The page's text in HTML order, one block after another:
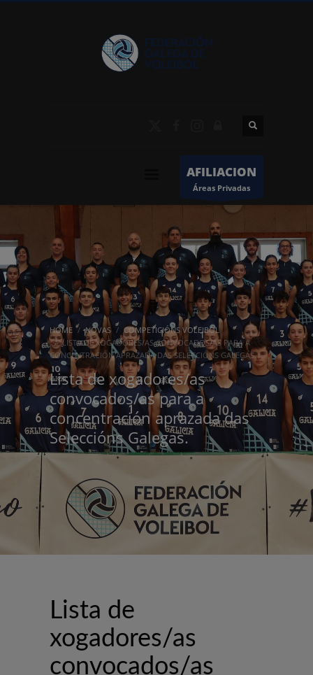
AFILIACION
Áreas Privadas
HOME NOVAS
COMPETICIÓNS VOLEIBOL
LISTA DE XOGADORES/AS CONVOCADOS/AS PARA A
CONCENTRACIÓN APRAZADA DAS SELECCIÓNS GALEGAS.
Lista de xogadores/as
convocados/as para a
concentración aprazada das
Seleccións Galegas.
Lista de
xogadores/as
convocados/as